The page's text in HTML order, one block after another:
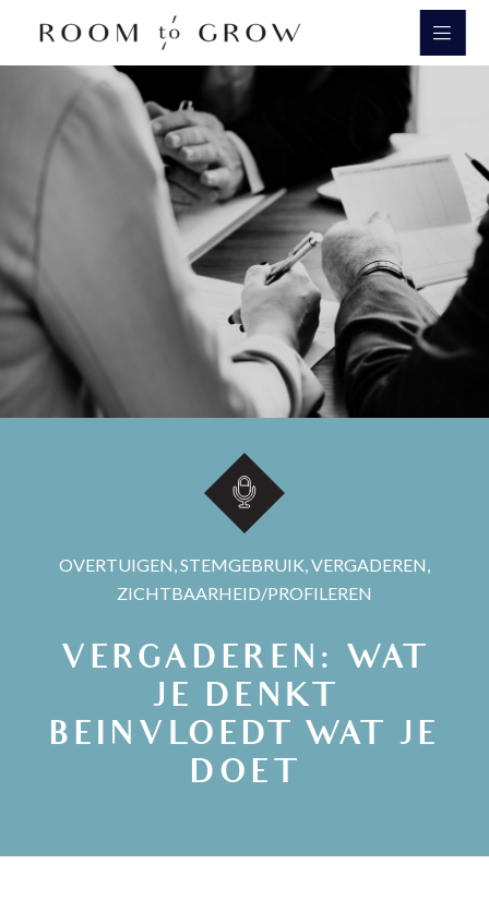
Room to Grow
OVERTUIGEN STEMGEBRUIK VERGADEREN
ZICHTBAARHEID/PROFILEREN
VERGADEREN: WAT
JE DENKT
BEINVLOEDT WAT JE
DOET